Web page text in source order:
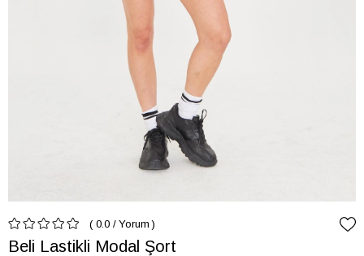
0.0 / Yorum
Beli Lastikli Modal Şort